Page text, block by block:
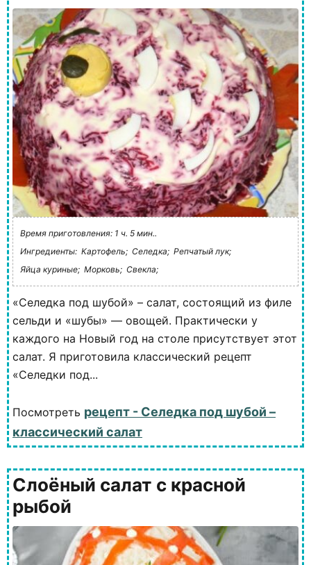
Время приготовления: 1 ч. 5 мин..
Ингредиенты: Картофель; Селедка; Репчатый лук;
Яйца куриные; Морковь; Свекла;
«Селедка под шубой» – салат, состоящий из филе
сельди и «шубы» — овощей. Практически у
каждого на Новый год на столе присутствует этот
салат. Я приготовила классический рецепт
«Селедки под...
Посмотреть рецепт - Селедка под шубой –
классический салат
Слоёный салат с красной
рыбой